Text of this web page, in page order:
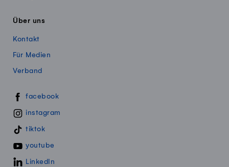
Über uns
Kontakt
Für Medien
Verband
Swissmillk auf Social Media
facebook
instagram
tiktok
youtube
LinkedIn